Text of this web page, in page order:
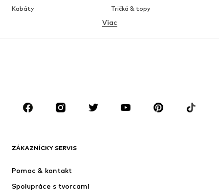
Kabáty
Tričká & topy
Bielizeň
Sukne
Blúzky & tuniky
Doplnky
Premium
Nové
Bundy
Viac
ZÁKAZNÍCKY SERVIS
Pomoc & kontakt
Spolupráce s tvorcami